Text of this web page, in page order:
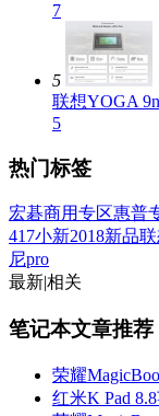
7
5
联想YOGA
5
热门标签
宏碁商用专区惠普
417小新2018新品
尼pro
最新相关
笔记本文章推荐
荣耀
红米K Pad